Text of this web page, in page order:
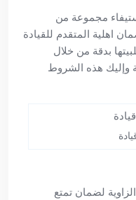
مجموعة من
اهلية المتقدم للقيادة
بدقة من خلال
وإليك هذه الشروط
لضمان تمتع